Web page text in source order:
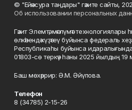
© "Ейәнсура таңдары" гәзите сайты,
Об использовании персональных
Гәзит Элемтә, мәғлүмәт
өлкәһендә күҙәтеү буйынса федераль
Республикаһы буйынса
01803-сө теркәү һаны 2025 йылдың 19
Баш мөхәррир: Ә.М. Әйүпова.
Телефон
8 (34785) 2-15-26